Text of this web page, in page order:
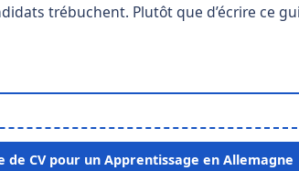
trébuchent. Plutôt que d’écrire ce
de CV pour un Apprentissage en Allemagne